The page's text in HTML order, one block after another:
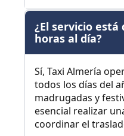
¿El servicio está
horas al día?
Sí, Taxi Almería
todos los días del
madrugadas y
esencial realizar
coordinar el